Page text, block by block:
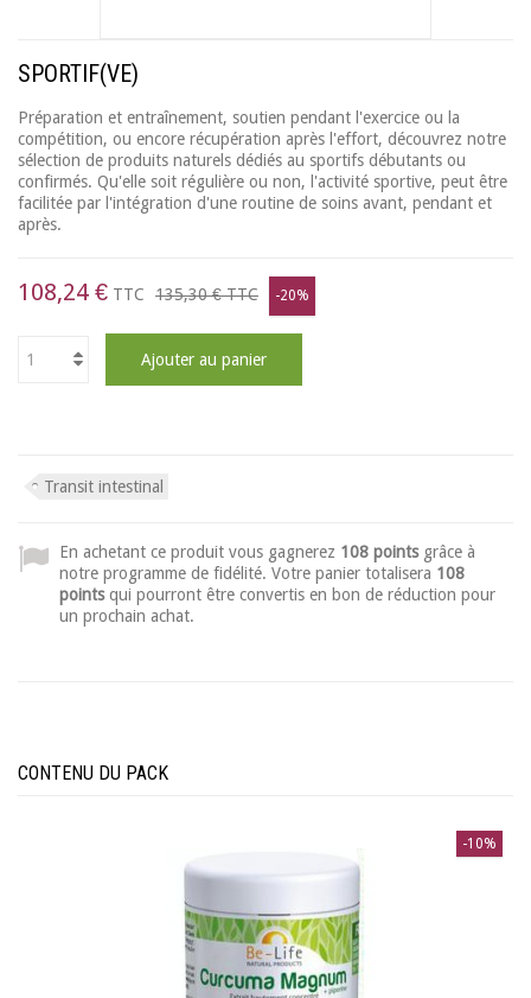
SPORTIF(VE)
Préparation et entraînement, soutien pendant l'exercice ou la
compétition, ou encore récupération après l'effort, découvrez notre
sélection de produits naturels dédiés au sportifs débutants ou
confirmés. Qu'elle soit régulière ou non, l'activité sportive, peut être
facilitée par l'intégration d'une routine de soins avant, pendant et
après.
108,24 € TTC 135,30 €TTC -20%
Ajouter au panier
Transit intestinal
En achetant ce produit vous gagnerez 108 pointsgrâce à
notre programme de fidélité. Votre panier totalisera 108
pointsqui pourront être convertis en bon de réduction pour
un prochain achat.
CONTENU DU PACK
-10%